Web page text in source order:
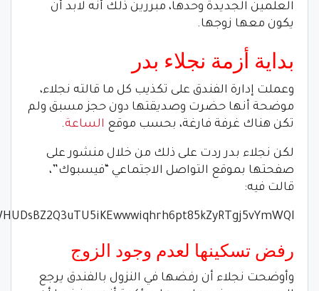
العلمين الجديدة وحدها، مبررين ذلك أنه لابد أن
يكون معها زوجها.
بداية أزمة نجلاء بدر
وعملت إدارة الفندق على تكذيب كل ما قالته نجلاء،
موضحة أنها حضرت وصديقتها دون حجز مسبق ولم
تكن هناك غرفة فارغة، بحسب موقع الساعة.
لكن نجلاء بدر ردت على ذلك من خلال منشور على
صفحتها بموقع التواصل الاجتماعي “فيسبوك”،
قالت فيه:
رفض تسكينها لعدم وجود الزوج
وأوضحت نجلاء أن رفضها في النزول بالفندق يرجع